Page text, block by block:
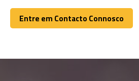
Entre em Contacto Connosco
Entre em Contacto Connosco